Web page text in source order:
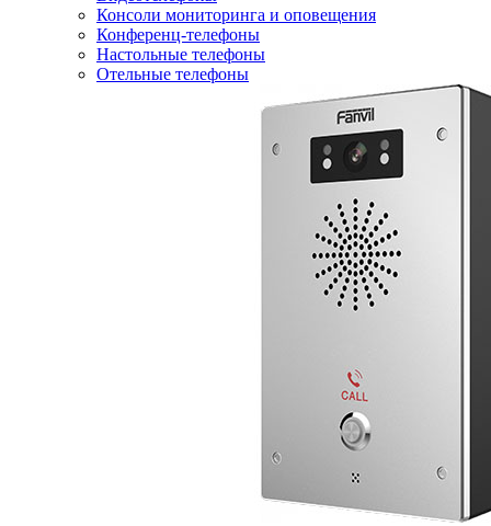
Консоли мониторинга и оповещения
Конференц-телефоны
Настольные телефоны
Отельные телефоны